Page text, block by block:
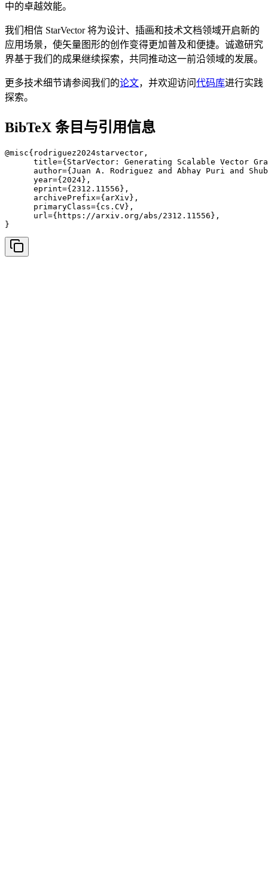
中的卓越效能。
我们相信 StarVector 将为设计、插画和技术文档领域开启新的
应用场景，使矢量图形的创作变得更加普及和便捷。诚邀研究
界基于我们的成果继续探索，共同推动这一前沿领域的发展。
更多技术细节请参阅我们的论文，并欢迎访问代码库进行实践
探索。
BibTeX 条目与引用信息
@misc{rodriguez2024starvector,
title={StarVector: Generating Scalable Vector
author={Juan A. Rodriguez and Abhay Puri and
      year={2024},
      eprint={2312.11556},
      archivePrefix={arXiv},
      primaryClass={cs.CV},
      url={https://arxiv.org/abs/2312.11556},
}